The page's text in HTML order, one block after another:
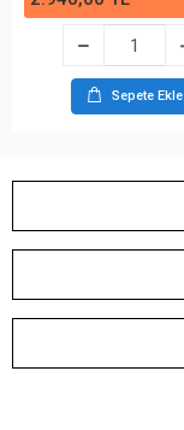
Sepete Ekle